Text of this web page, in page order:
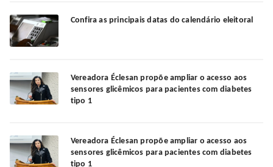
Confira as principais datas do calendário eleitoral
Vereadora Éclesan propõe ampliar o acesso aos
sensores glicêmicos para pacientes com diabetes
tipo 1
Vereadora Éclesan propõe ampliar o acesso aos
sensores glicêmicos para pacientes com diabetes
tipo 1